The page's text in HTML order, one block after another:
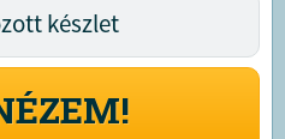
készlet